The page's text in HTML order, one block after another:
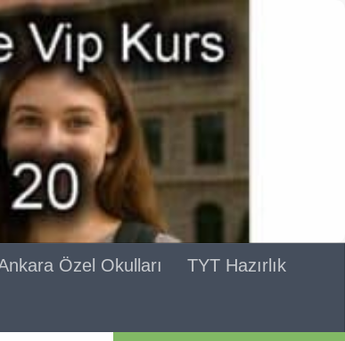
Özel Okulları TYT Hazırlık